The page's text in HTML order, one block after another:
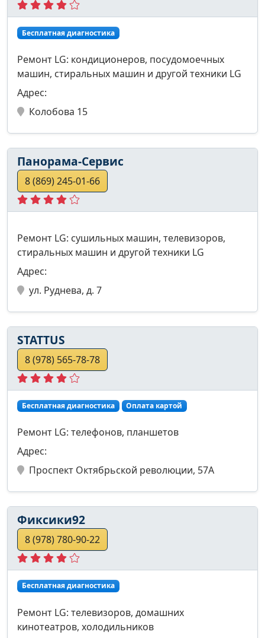
Бесплатная диагностика
Ремонт LG: кондиционеров, посудомоечных
машин, стиральных машин и другой техники LG
Адрес:
Колобова 15
Панорама-Сервис
8 (869) 245-01-66
Ремонт LG: сушильных машин, телевизоров,
стиральных машин и другой техники LG
Адрес:
ул. Руднева, д. 7
STATTUS
8 (978) 565-78-78
Бесплатная диагностика Оплата картой
Ремонт LG: телефонов, планшетов
Адрес:
Проспект Октябрьской революции, 57А
Фиксики92
8 (978) 780-90-22
Бесплатная диагностика
Ремонт LG: телевизоров, домашних
кинотеатров, холодильников